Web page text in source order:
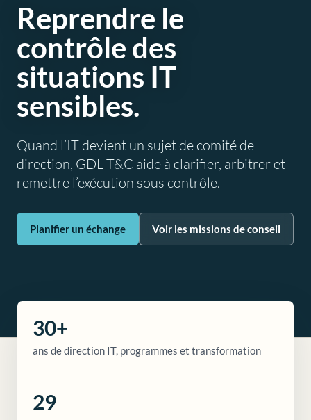
Reprendre le
contrôle des
situations IT
sensibles.
Quand l’IT devient un sujet de comité de
direction, GDL T&C aide à clarifier, arbitrer et
remettre l’exécution sous contrôle.
Planifier un échange Voir les missions de conseil
30+
ans de direction IT, programmes et transformation
29